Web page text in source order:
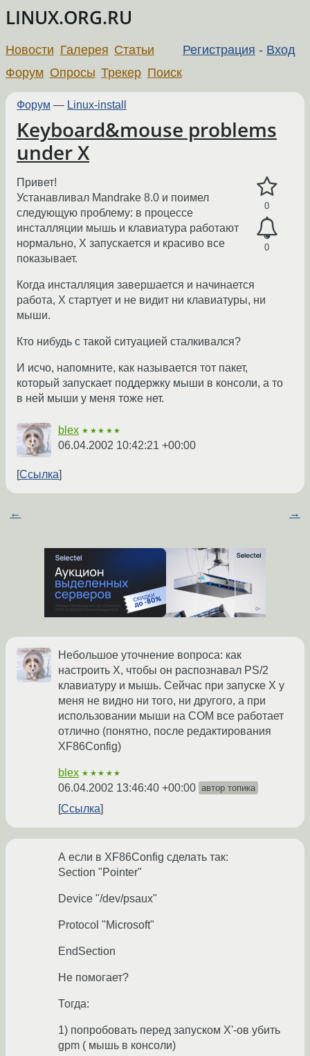
LINUX.ORG.RU
Регистрация - Вход
Новости Галерея Статьи
Форум Опросы Трекер Поиск
Форум — Linux-install
Keyboard&mouse problems
under X
0
0
Привет!
Устанавливал Mandrake 8.0 и поимел
следующую проблему: в процессе
инсталляции мышь и клавиатура работают
нормально, Х запускается и красиво все
показывает.
Когда инсталляция завершается и начинается
работа, Х стартует и не видит ни клавиатуры, ни
мыши.
Кто нибудь с такой ситуацией сталкивался?
И исчо, напомните, как называется тот пакет,
который запускает поддержку мыши в консоли, а то
в ней мыши у меня тоже нет.
blex ★★★★★
06.04.2002 10:42:21 +00:00
Ссылка
← →
Небольшое уточнение вопроса: как
настроить Х, чтобы он распознавал PS/2
клавиатуру и мышь. Сейчас при запуске Х у
меня не видно ни того, ни другого, а при
использовании мыши на COM все работает
отлично (понятно, после редактирования
XF86Config)
blex ★★★★★
06.04.2002 13:46:40 +00:00 автор топика
Ссылка
А если в XF86Config сделать так:
Section "Pointer"
Device "/dev/psaux"
Protocol "Microsoft"
EndSection
Не помогает?
Тогда:
1) попробовать перед запуском X'-ов убить
gpm ( мышь в консоли)